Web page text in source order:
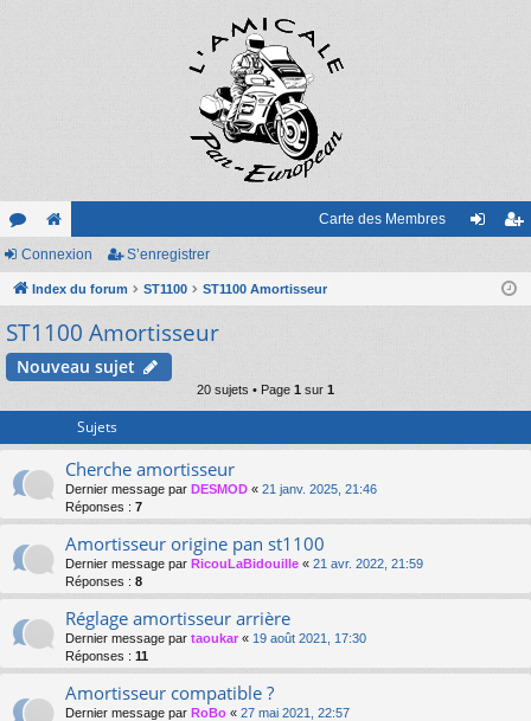
or
u
m
e
sit
e
Carte des Membres
nr
Connexion S’enregistrer
Index du forum ST1100 ST1100 Amortisseur
ST1100 Amortisseur
Nouveau sujet
20 sujets • Page 1 sur 1
Sujets
Cherche amortisseur
Dernier message par DESMOD « 21 janv. 2025, 21:46
Réponses : 7
Amortisseur origine pan st1100
Dernier message par RicouLaBidouille « 21 avr. 2022, 21:59
Réponses : 8
Réglage amortisseur arrière
Dernier message par taoukar « 19 août 2021, 17:30
Réponses : 11
Amortisseur compatible ?
Dernier message par RoBo « 27 mai 2021, 22:57